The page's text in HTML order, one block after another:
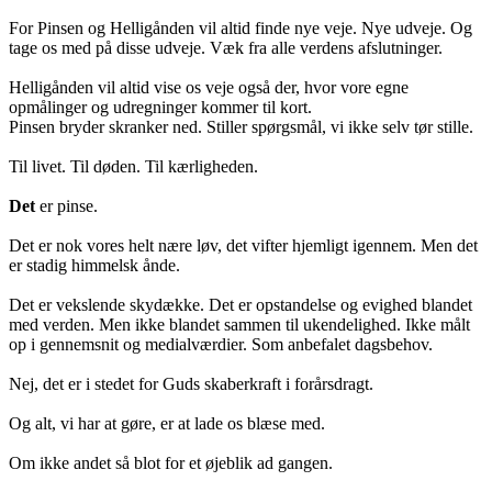
For Pinsen og Helligånden vil altid finde nye veje. Nye udveje. Og
tage os med på disse udveje. Væk fra alle verdens afslutninger.
Helligånden vil altid vise os veje også der, hvor vore egne
opmålinger og udregninger kommer til kort.
Pinsen bryder skranker ned. Stiller spørgsmål, vi ikke selv tør stille.
Til livet. Til døden. Til kærligheden.
Det er pinse.
Det er nok vores helt nære løv, det vifter hjemligt igennem. Men det
er stadig himmelsk ånde.
Det er vekslende skydække. Det er opstandelse og evighed blandet
med verden. Men ikke blandet sammen til ukendelighed. Ikke målt
op i gennemsnit og medialværdier. Som anbefalet dagsbehov.
Nej, det er i stedet for Guds skaberkraft i forårsdragt.
Og alt, vi har at gøre, er at lade os blæse med.
Om ikke andet så blot for et øjeblik ad gangen.